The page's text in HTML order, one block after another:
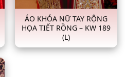
ÁO KHỎA NỮ TAY RỘNG
HỌA TIẾT RỒNG – KW 189
(L)